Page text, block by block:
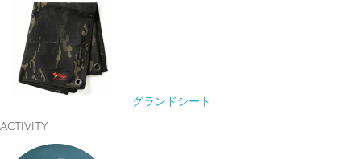
グランドシート
ACTIVITY